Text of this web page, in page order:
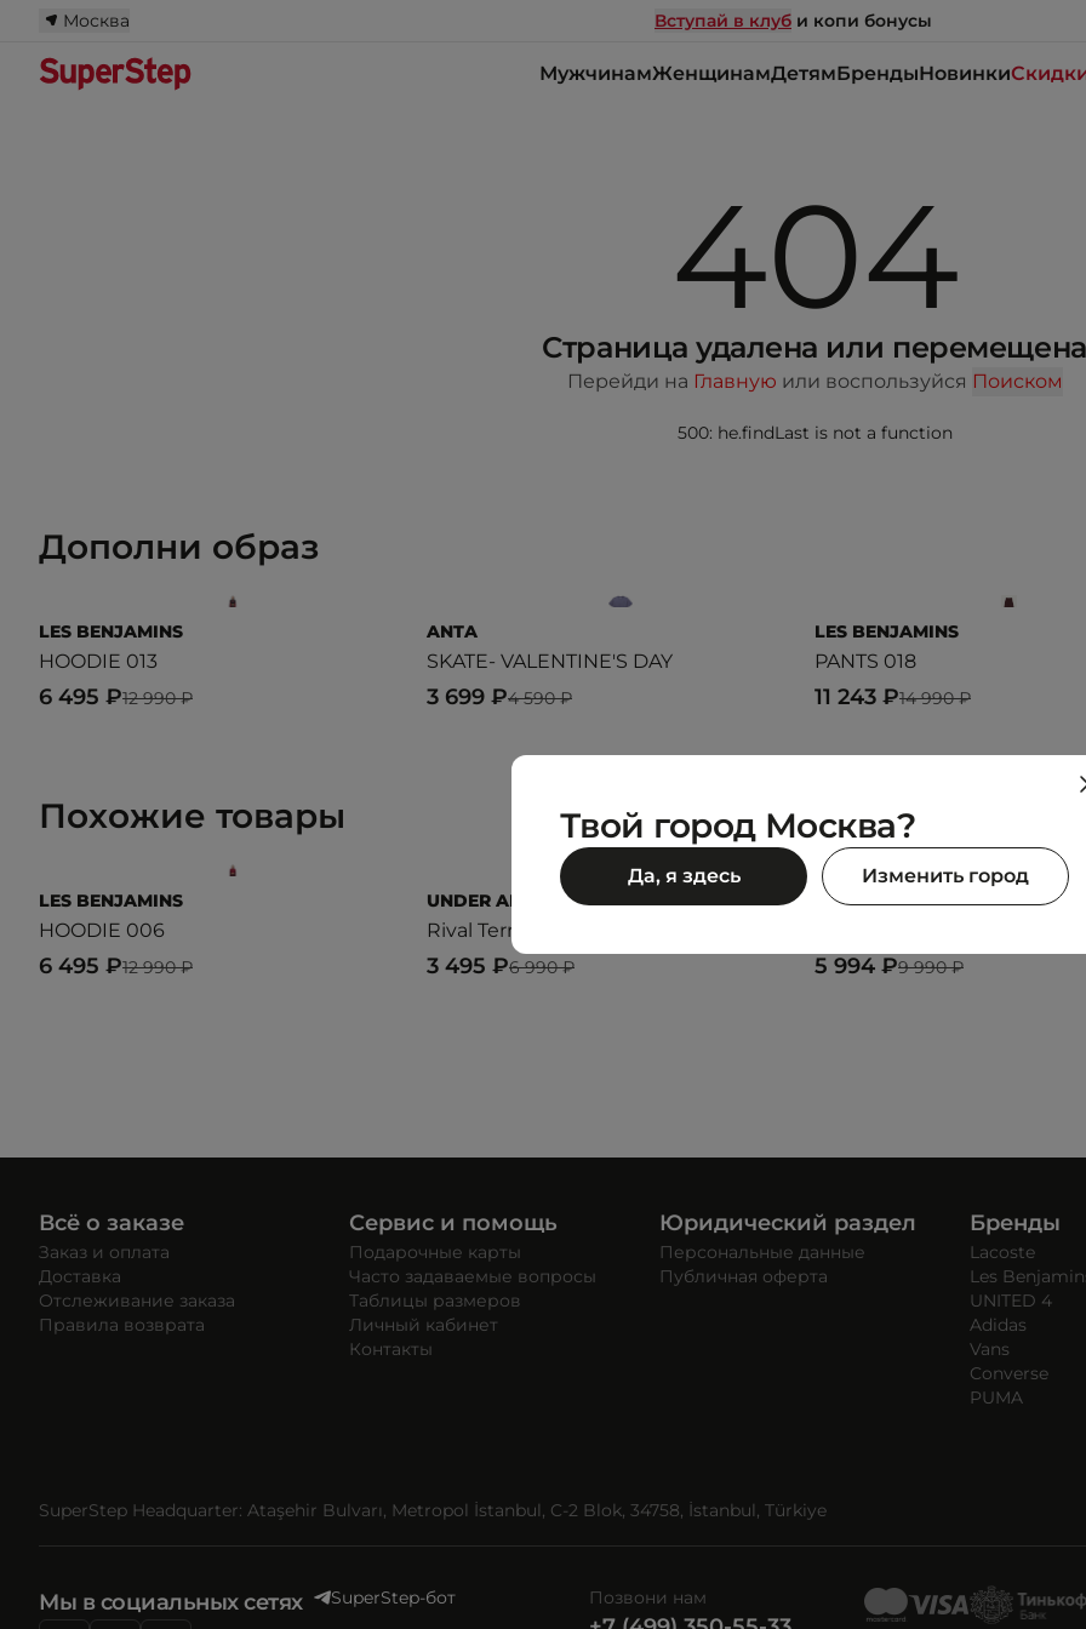
Москва Вступай в клуб и копи бонусы
МужчинамЖенщинамДетямБрендыНовинки
404
Страница удалена или перемещена
Перейди на Главную или воспользуйся Поиском
500: he.findLast is not a function
Дополни образ
LES BENJAMINS
HOODIE 013
12 990 ₽
6 495 ₽
ANTA
SKATE- VALENTINE'S DAY
4 590 ₽
3 699 ₽
LES BENJAMINS
PANTS 018
14 990 ₽
11 243 ₽
Похожие товары
LES BENJAMINS
HOODIE 006
12 990 ₽
6 495 ₽
UNDER ARMOUR
Rival Terry OS Crop Crw
6 990 ₽
3 495 ₽
LES BENJAMINS
9 990 ₽
5 994 ₽
Всё о заказе
Заказ и оплата
Доставка
Отслеживание заказа
Правила возврата
Сервис и помощь
Подарочные карты
Часто задаваемые вопросы
Таблицы размеров
Личный кабинет
Контакты
Юридический раздел
Персональные данные
Публичная оферта
Бренды
Lacoste
Les
UNITED 4
Adidas
Vans
Converse
PUMA
SuperStep Headquarter: Ataşehir Bulvarı, Metropol İstanbul, C-2 Blok, 34758, İstanbul, Türkiye
Мы в социальных сетях SuperStep-бот Позвони нам
Твой город Москва?
Да, я здесь Изменить город